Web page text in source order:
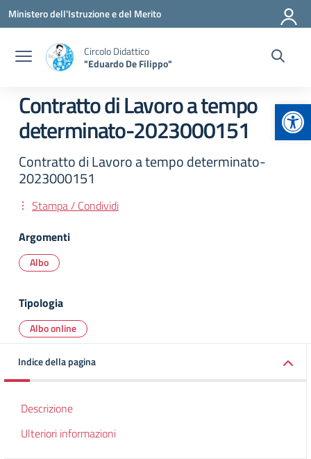
Vai ai contenuti
Vai al menu di navigazione
Vai al footer
Ministero dell'Istruzione e del Merito
Circolo Didattico
"Eduardo De Filippo"
Contratto di Lavoro a tempo
determinato-2023000151
Contratto di Lavoro a tempo determinato-
2023000151
Stampa / Condividi
Argomenti
Albo
Tipologia
Albo online
Indice della pagina
Descrizione
Ulteriori informazioni